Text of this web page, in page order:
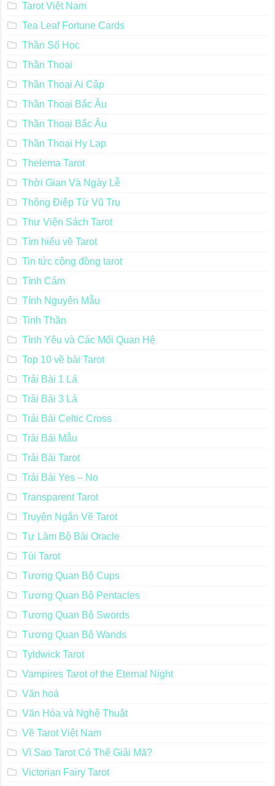
Tarot Việt Nam
Tea Leaf Fortune Cards
Thần Số Học
Thần Thoại
Thần Thoại Ai Cập
Thần Thoại Bắc Âu
Thần Thoại Bắc Âu
Thần Thoại Hy Lạp
Thelema Tarot
Thời Gian Và Ngày Lễ
Thông Điệp Từ Vũ Trụ
Thư Viện Sách Tarot
Tìm hiểu về Tarot
Tin tức cộng đồng tarot
Tình Cảm
Tính Nguyên Mẫu
Tinh Thần
Tình Yêu và Các Mối Quan Hệ
Top 10 về bài Tarot
Trải Bài 1 Lá
Trải Bài 3 Lá
Trải Bài Celtic Cross
Trải Bài Mẫu
Trải Bài Tarot
Trải Bài Yes – No
Transparent Tarot
Truyện Ngắn Về Tarot
Tự Làm Bộ Bài Oracle
Túi Tarot
Tương Quan Bộ Cups
Tương Quan Bộ Pentacles
Tương Quan Bộ Swords
Tương Quan Bộ Wands
Tyldwick Tarot
Vampires Tarot of the Eternal Night
Văn hoá
Văn Hóa và Nghệ Thuật
Về Tarot Việt Nam
Vì Sao Tarot Có Thể Giải Mã?
Victorian Fairy Tarot